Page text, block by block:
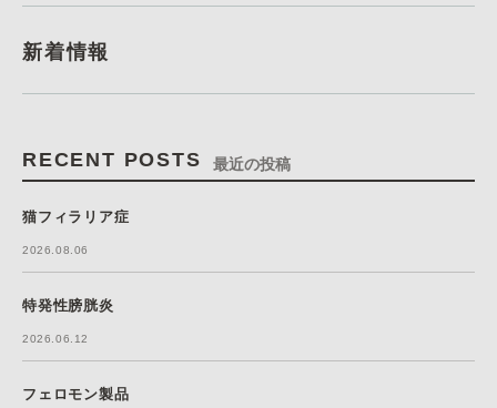
新着情報
RECENT POSTS 最近の投稿
猫フィラリア症
2026.08.06
特発性膀胱炎
2026.06.12
フェロモン製品